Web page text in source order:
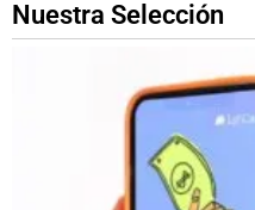
Nuestra Selección